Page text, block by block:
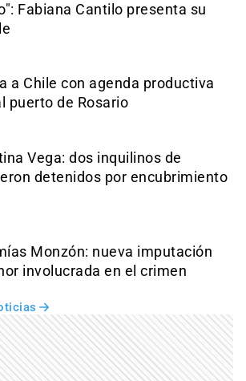
Fabiana Cantilo presenta su
a Chile con agenda productiva
puerto de Rosario
Vega: dos inquilinos de
detenidos por encubrimiento
Monzón: nueva imputación
involucrada en el crimen